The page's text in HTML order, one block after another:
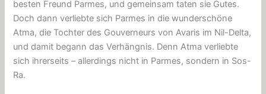
besten Freund Parmes, und gemeinsam taten sie Gutes.
Doch dann verliebte sich Parmes in die wunderschöne
Atma, die Tochter des Gouverneurs von Avaris im Nil-Delta,
und damit begann das Verhängnis. Denn Atma verliebte
sich ihrerseits – allerdings nicht in Parmes, sondern in Sos-
Ra.